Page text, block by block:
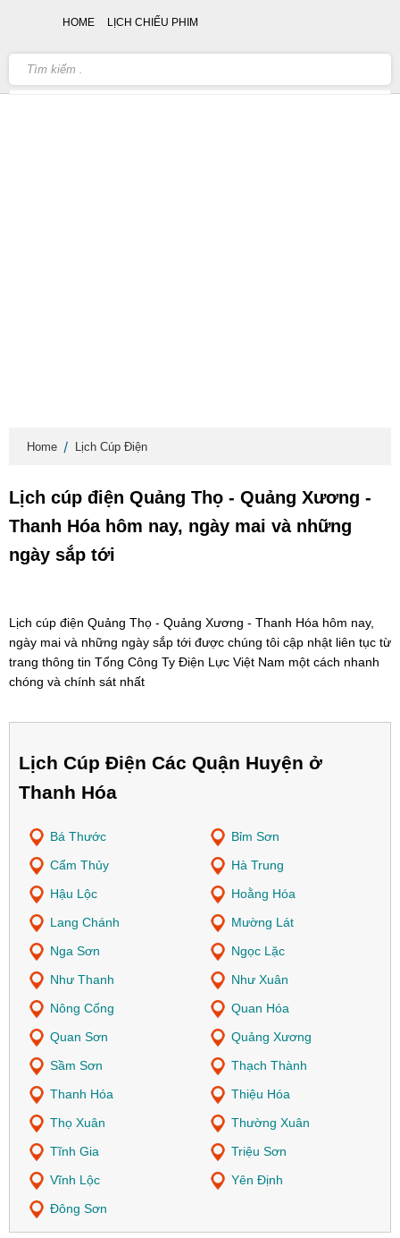
Home Lịch Cúp Điện
Lịch cúp điện Quảng Thọ - Quảng Xương -
Thanh Hóa hôm nay, ngày mai và những
ngày sắp tới
Lịch cúp điện Quảng Thọ - Quảng Xương - Thanh Hóa hôm nay,
ngày mai và những ngày sắp tới được chúng tôi cập nhật liên tục từ
trang thông tin Tổng Công Ty Điện Lực Việt Nam một cách nhanh
chóng và chính sát nhất
Lịch Cúp Điện Các Quận Huyện ở
Thanh Hóa
Bá Thước
Bỉm Sơn
Cẩm Thủy
Hà Trung
Hậu Lộc
Hoằng Hóa
Lang Chánh
Mường Lát
Nga Sơn
Ngọc Lặc
Như Thanh
Như Xuân
Nông Cống
Quan Hóa
Quan Sơn
Quảng Xương
Sầm Sơn
Thạch Thành
Thanh Hóa
Thiệu Hóa
Thọ Xuân
Thường Xuân
Tĩnh Gia
Triệu Sơn
Vĩnh Lộc
Yên Định
Đông Sơn
HOME LỊCH CHIẾU PHIM